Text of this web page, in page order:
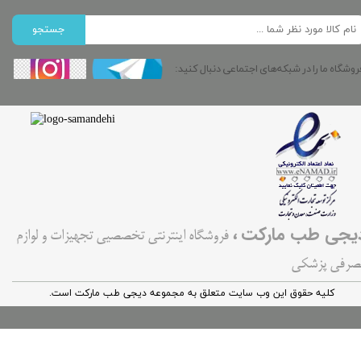
طب مارکت، فروشگاه اینترنتی تخصصیی تجهیزات و لوازم
پزشکی
کليه حقوق اين وب سایت متعلق به مجموعه دیجی طب مارکت است.
جستجو
ما را در شبکه‌های اجتماعی دنبال کنید: